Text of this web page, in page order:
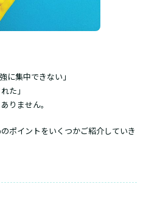
に集中できない」
た」
りません。
ポイントをいくつかご紹介していき